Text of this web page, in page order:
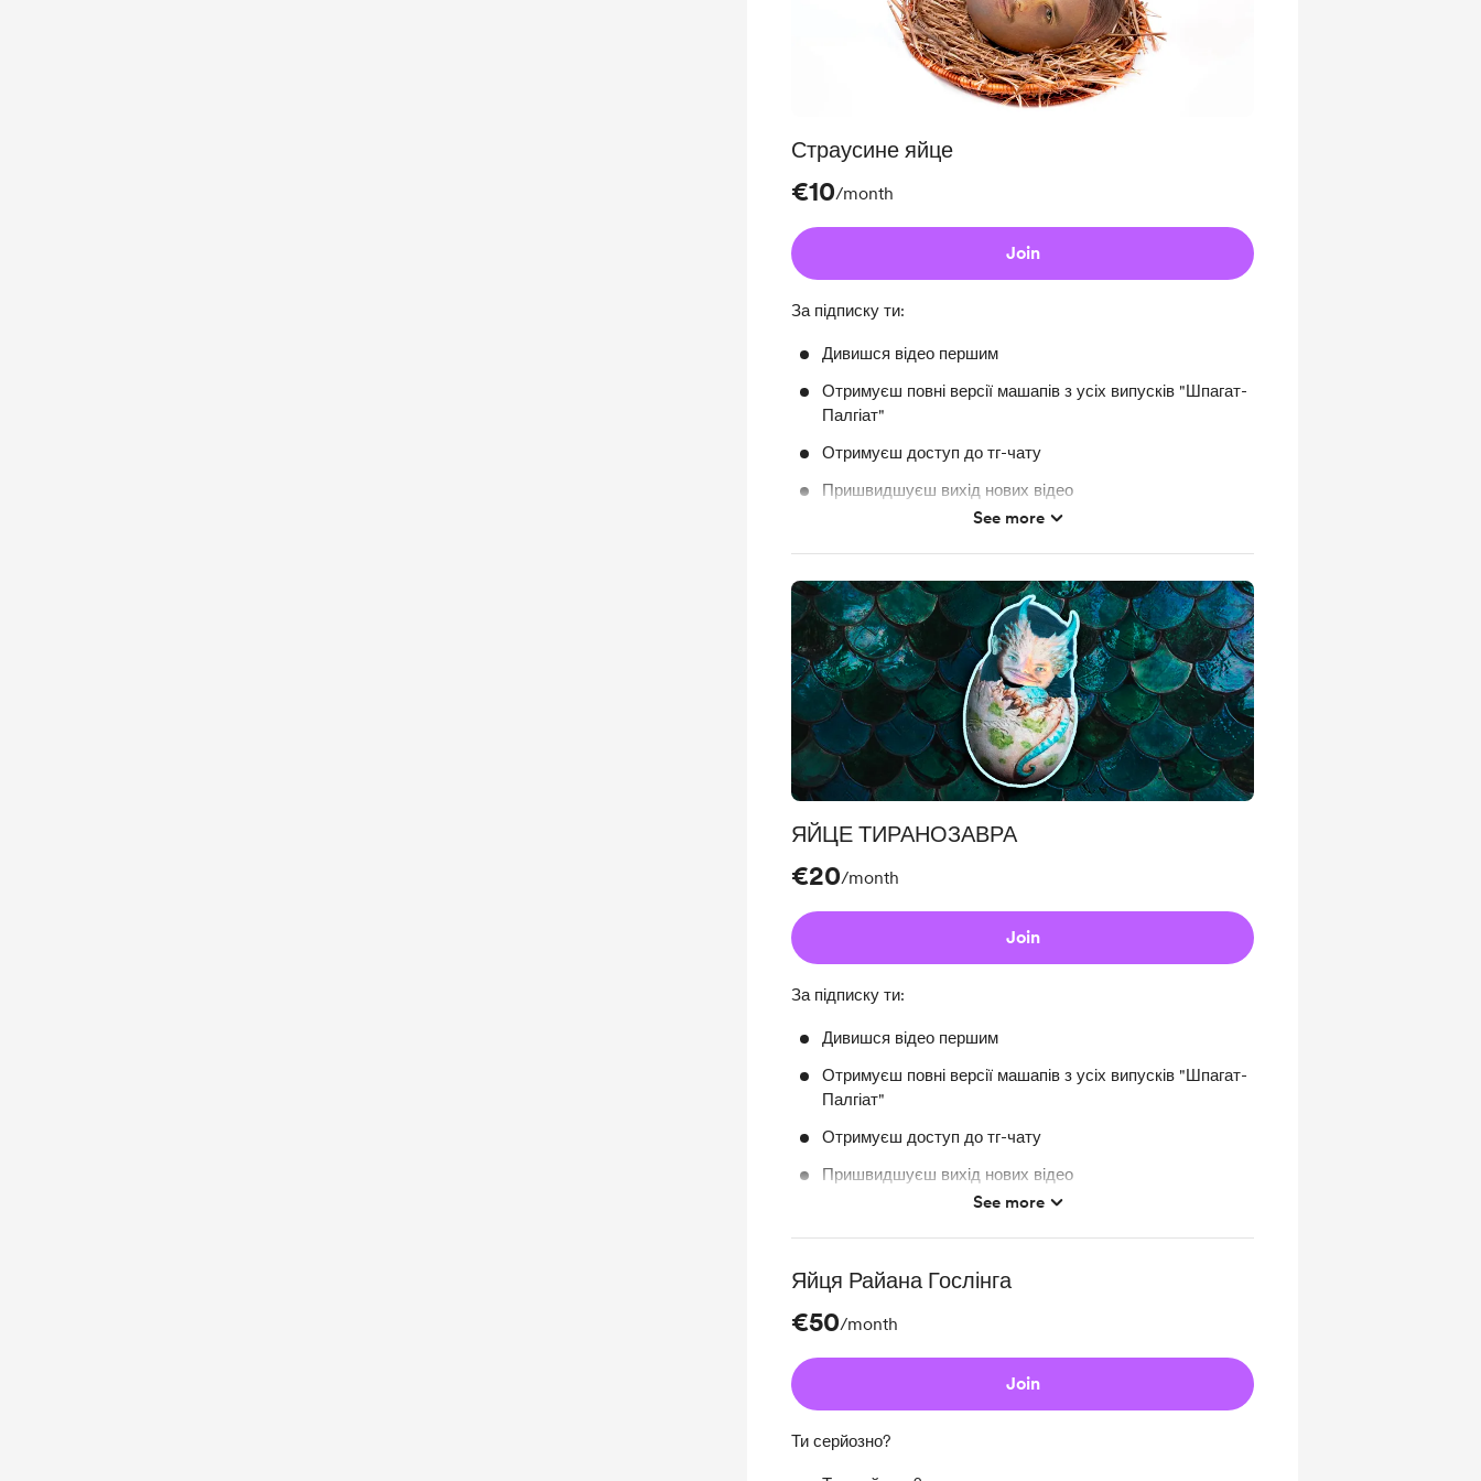
Страусине яйце
€10/month
Join
За підписку ти:
Дивишся відео першим
Отримуєш повні версії машапів з усіх випусків "Шпагат-
Палгіат"
Отримуєш доступ до тг-чату
Пришвидшуєш вихід нових відео
See more
ЯЙЦЕ ТИРАНОЗАВРА
€20/month
Join
За підписку ти:
Дивишся відео першим
Отримуєш повні версії машапів з усіх випусків "Шпагат-
Палгіат"
Отримуєш доступ до тг-чату
Пришвидшуєш вихід нових відео
Робиш мені ШООООООК
See more
Яйця Райана Гослінга
€50/month
Join
Ти серйозно?